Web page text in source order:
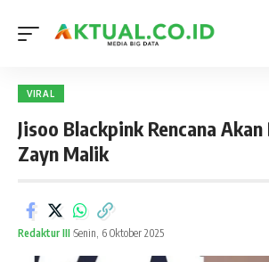
VIRAL
Jisoo Blackpink Rencana
Zayn Malik
Redaktur III Senin, 6 Oktober 2025